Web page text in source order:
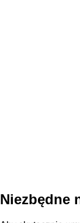
Niezbędne